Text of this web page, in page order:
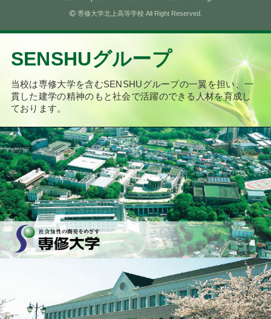
専修大学北上高等学校 All Right Reserved.
SENSHUグループ
当校は専修大学を含むSENSHUグループの一翼を担い、 一
貫した建学の精神のもと社会で活躍のできる人材を育成し
ております。